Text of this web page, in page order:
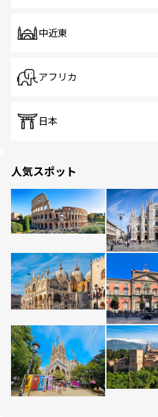
中近東
アフリカ
日本
人気スポット